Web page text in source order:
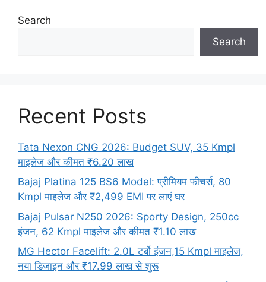
Search
Search
Recent Posts
Tata Nexon CNG 2026: Budget SUV, 35 Kmpl
माइलेज और कीमत ₹6.20 लाख
Bajaj Platina 125 BS6 Model: प्रीमियम फीचर्स, 80
Kmpl माइलेज और ₹2,499 EMI पर लाएं घर
Bajaj Pulsar N250 2026: Sporty Design, 250cc
इंजन, 62 Kmpl माइलेज और कीमत ₹1.10 लाख
MG Hector Facelift: 2.0L टर्बो इंजन,15 Kmpl माइलेज,
नया डिजाइन और ₹17.99 लाख से शुरू